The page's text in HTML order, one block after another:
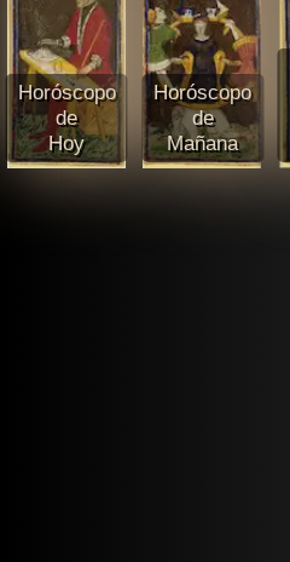
Horóscopo
de
Hoy
Horóscopo
de
Mañana